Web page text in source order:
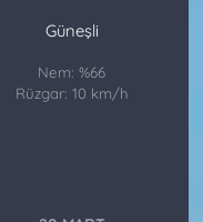
Güneşli
Nem: %66
Rüzgar: 10 km/h